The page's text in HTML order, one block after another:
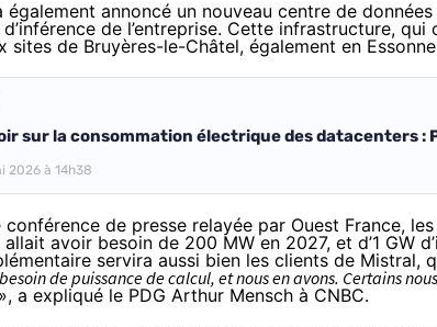
également annoncé un nouveau centre de
de l’entreprise. Cette infrastructure,
sites de Bruyères-le-Châtel, également en
sur la consommation électrique des datacenters :
2026 à 14h38
conférence de presse relayée par Ouest France,
allait avoir besoin de 200 MW en 2027, et d’1 GW
servira aussi bien les clients de Mistral,
de puissance de calcul, et nous en avons. Certains
», a expliqué le PDG Arthur Mensch à CNBC.